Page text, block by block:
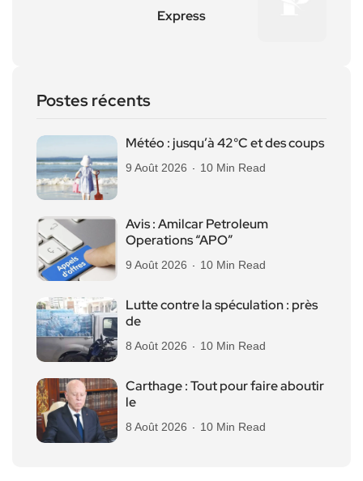
Express
Postes récents
Météo : jusqu’à 42°C et des coups
9 Août 2026 10 Min Read
Avis : Amilcar Petroleum
Operations “APO”
9 Août 2026 10 Min Read
Lutte contre la spéculation : près
de
8 Août 2026 10 Min Read
Carthage : Tout pour faire aboutir
le
8 Août 2026 10 Min Read